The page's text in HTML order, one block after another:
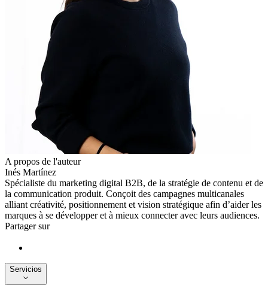
A propos de l'auteur
Inés Martínez
Spécialiste du marketing digital B2B, de la stratégie de contenu et de
la communication produit. Conçoit des campagnes multicanales
alliant créativité, positionnement et vision stratégique afin d’aider les
marques à se développer et à mieux connecter avec leurs audiences.
Partager sur
Servicios